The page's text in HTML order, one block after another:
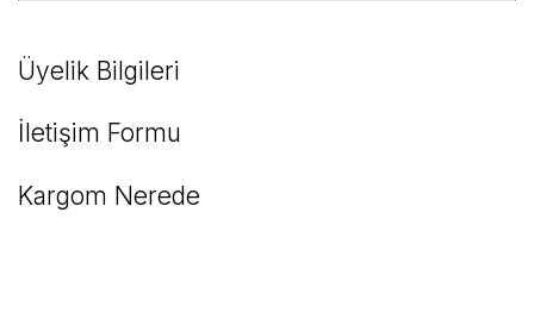
Üyelik Bilgileri
İletişim Formu
Kargom Nerede